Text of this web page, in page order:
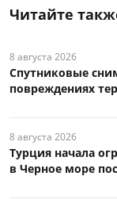
Читайте
8 августа 2026
Спутниковые
повреждениях
8 августа 2026
Турция начала
в Черное море